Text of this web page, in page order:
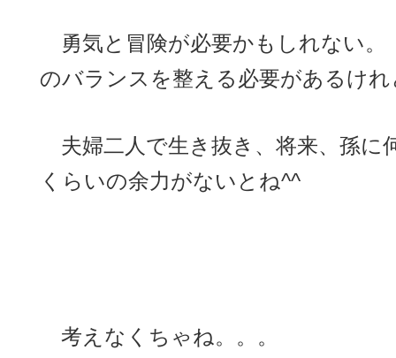
勇気と冒険が必要かもしれない
のバランスを整える必要があるけれ
夫婦二人で生き抜き、将来、孫に
くらいの余力がないとね^^
考えなくちゃね。。。